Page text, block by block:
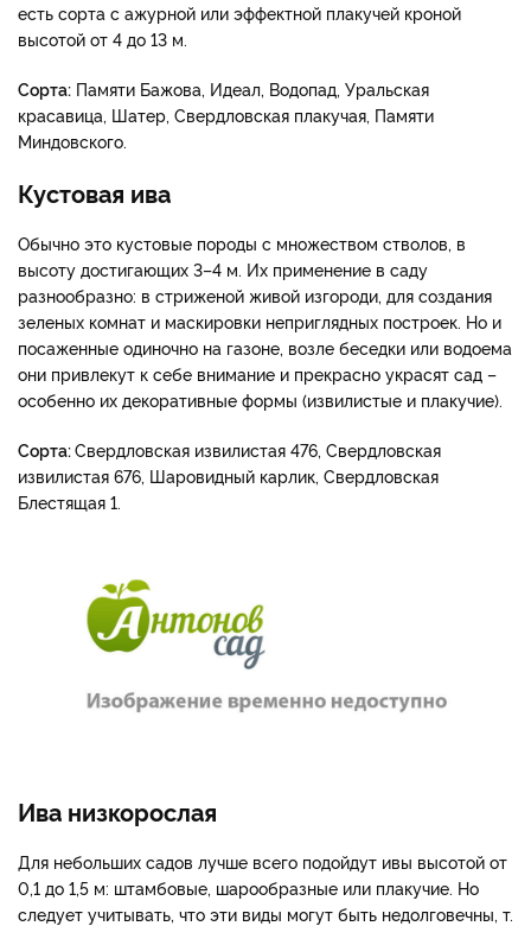
есть сорта с ажурной или эффектной плакучей кроной
высотой от 4 до 13 м.
Сорта: Памяти Бажова, Идеал, Водопад, Уральская
красавица, Шатер, Свердловская плакучая, Памяти
Миндовского.
Кустовая ива
Обычно это кустовые породы с множеством стволов, в
высоту достигающих 3–4 м. Их применение в саду
разнообразно: в стриженой живой изгороди, для создания
зеленых комнат и маскировки неприглядных построек. Но и
посаженные одиночно на газоне, возле беседки или водоема
они привлекут к себе внимание и прекрасно украсят сад –
особенно их декоративные формы (извилистые и плакучие).
Сорта:Свердловская извилистая 476, Свердловская
извилистая 676, Шаровидный карлик, Свердловская
Блестящая 1.
Ива низкорослая
Для небольших садов лучше всего подойдут ивы высотой от
0,1 до 1,5 м: штамбовые, шарообразные или плакучие. Но
следует учитывать, что эти виды могут быть недолговечны, т.